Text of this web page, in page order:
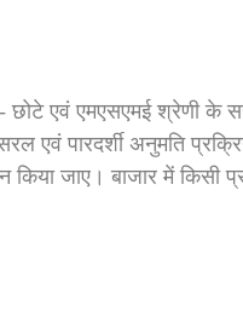
एवं एमएसएमई श्रेणी के
एवं पारदर्शी अनुमति
किया जाए। बाजार में किसी